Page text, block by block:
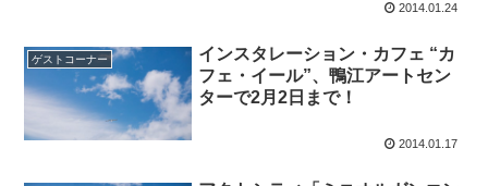
2014.01.24
ゲストコーナー
インスタレーション・カフェ “カ
フェ・イール”、鴨江アートセン
ターで2月2日まで！
2014.01.17